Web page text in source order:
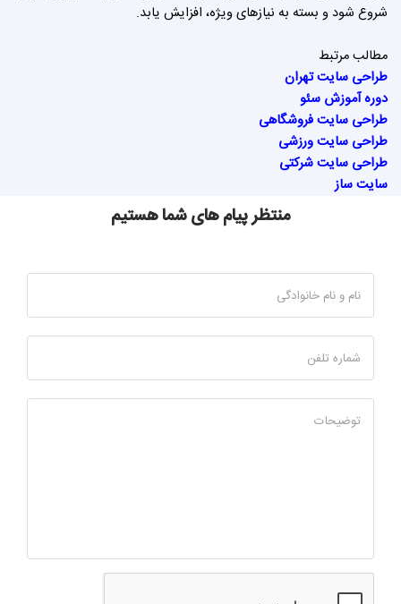
شروع شود و بسته به نیازهای ویژه، افزایش یابد.
مطالب مرتبط
طراحی سایت تهران
دوره آموزش سئو
طراحی سایت فروشگاهی
طراحی سایت ورزشی
طراحی سایت شرکتی
سایت ساز
منتظر پیام های شما هستیم
نام و نام خانوادگی
شماره تلفن
توضیحات